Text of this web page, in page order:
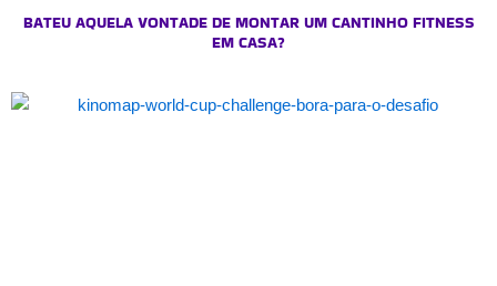
BATEU AQUELA VONTADE DE MONTAR UM CANTINHO FITNESS
EM CASA?